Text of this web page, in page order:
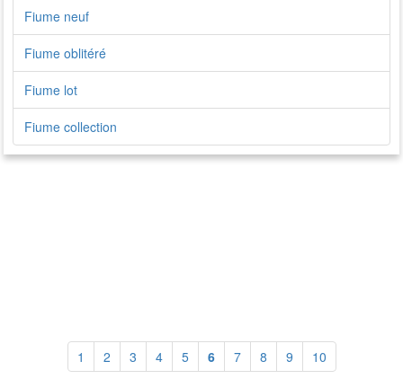
Fiume neuf
Fiume oblitéré
Fiume lot
Fiume collection
1 2 3 4 5 6 7 8 9 10